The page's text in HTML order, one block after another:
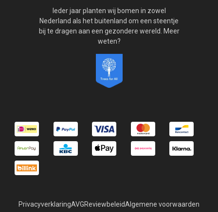
Ieder jaar planten wij bomen in zowel
Nederland als het buitenland om een steentje
bij te dragen aan een gezondere wereld. Meer
weten?
PrivacyverklaringAVGReviewbeleidAlgemene voorwaarden